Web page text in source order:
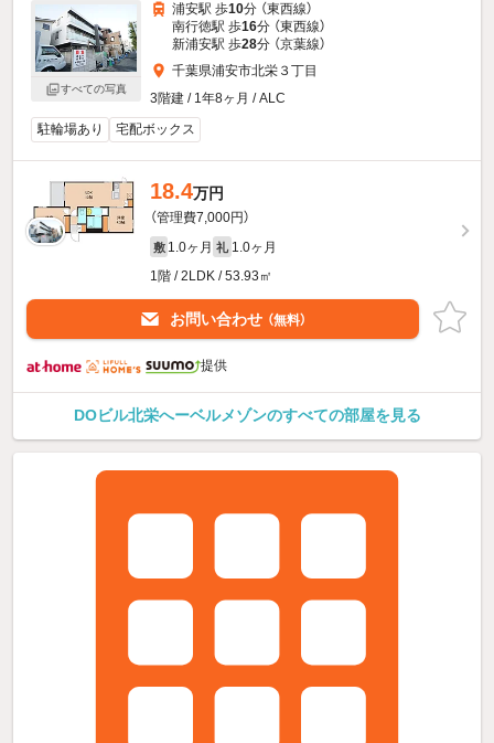
すべての写真
浦安駅 歩10分 （東西線）
南行徳駅 歩16分 （東西線）
新浦安駅 歩28分 （京葉線）
千葉県浦安市北栄３丁目
3階建 / 1年8ヶ月 / ALC
駐輪場あり
宅配ボックス
18.4万円
（管理費7,000円）
敷 1.0ヶ月 礼 1.0ヶ月
1階 / 2LDK / 53.93㎡
お問い合わせ （無料）
提供
DOビル北栄へーベルメゾンのすべての部屋を見る